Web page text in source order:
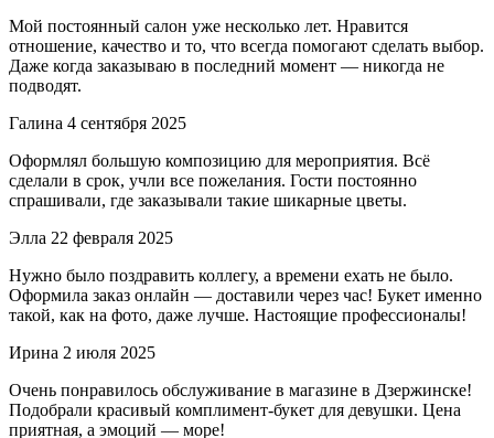
Мой постоянный салон уже несколько лет. Нравится
отношение, качество и то, что всегда помогают сделать выбор.
Даже когда заказываю в последний момент — никогда не
подводят.
Галина 4 сентября 2025
Оформлял большую композицию для мероприятия. Всё
сделали в срок, учли все пожелания. Гости постоянно
спрашивали, где заказывали такие шикарные цветы.
Элла 22 февраля 2025
Нужно было поздравить коллегу, а времени ехать не было.
Оформила заказ онлайн — доставили через час! Букет именно
такой, как на фото, даже лучше. Настоящие профессионалы!
Ирина 2 июля 2025
Очень понравилось обслуживание в магазине в Дзержинске!
Подобрали красивый комплимент-букет для девушки. Цена
приятная, а эмоций — море!